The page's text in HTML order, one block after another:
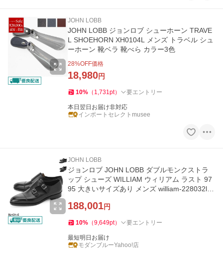
JOHN LOBB
JOHN LOBB ジョンロブ シューホーン TRAVE
L SHOEHORN XH0104L メンズ トラベル シュ
ーホーン 靴ベラ 靴べら カラー3色
28%OFF価格
18,980円
10% （ 1,731pt） 要エントリー
本日翌日お届け非対応
インポートセレクトmusee
JOHN LOBB
ジョンロブ JOHN LOBB ダブルモンクストラ
ップ シューズ WILLIAM ウィリアム ラスト 97
95 大きいサイズあり メンズ william-228032le-
188,001円
10% （9,649pt） 要エントリー
最短明日お届け
モダンブルーYahoo!店